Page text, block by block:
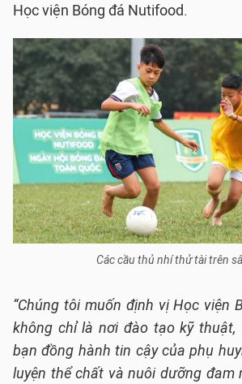
Học viện Bóng đá Nutifood.
Các cầu thủ nhí thử tài trên
“Chúng tôi muốn định vị Học viện
không chỉ là nơi đào tạo kỹ
bạn đồng hành tin cậy của phụ
luyện thể chất và nuôi dưỡng đam